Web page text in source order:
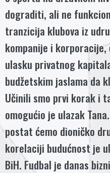
dograditi, ali ne
tranzicija klubova iz
kompanije i
ulasku privatnog
budžetskim jaslama da
Učinili smo prvi korak i
omogućio je ulazak
postat ćemo dioničko
korelaciji budućnost je
BiH. Fudbal je danas